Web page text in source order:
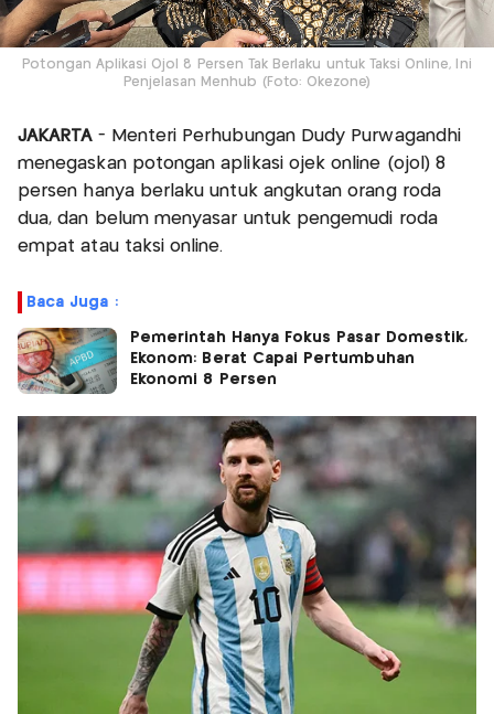
Potongan Aplikasi Ojol 8 Persen Tak Berlaku untuk Taksi Online, Ini
Penjelasan Menhub (Foto: Okezone)
JAKARTA- Menteri Perhubungan Dudy Purwagandhi
menegaskan potongan aplikasi ojek online (ojol) 8
persen hanya berlaku untuk angkutan orang roda
dua, dan belum menyasar untuk pengemudi roda
empat atau taksi online.
Baca Juga :
Pemerintah Hanya Fokus Pasar Domestik,
Ekonom: Berat Capai Pertumbuhan
Ekonomi 8 Persen